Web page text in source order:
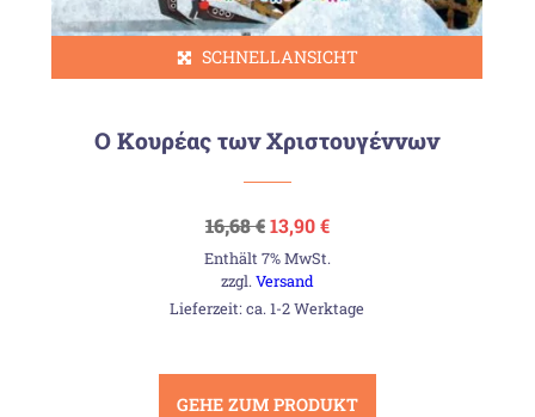
SCHNELLANSICHT
Ο Κουρέας των Χριστουγέννων
16,68€Ursprünglicher
Preis
war:
16,68 €
13,90€Aktueller
ist:
Enthält 7% MwSt.
zzgl.Versand
Lieferzeit: ca. 1-2 Werktage
GEHE ZUM PRODUKT